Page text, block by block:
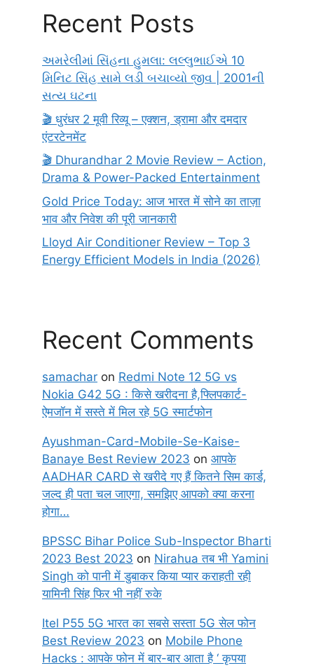
Recent Posts
અમરેલીમાં સિંહના હુમલા: લલ્લુભાઈએ 10
મિનિટ સિંહ સામે લડી બચાવ્યો જીવ | 2001ની
સત્ય ઘટના
🎬 धुरंधर 2 मूवी रिव्यू – एक्शन, ड्रामा और दमदार
एंटरटेनमेंट
🎬 Dhurandhar 2 Movie Review – Action,
Drama & Power-Packed Entertainment
Gold Price Today: आज भारत में सोने का ताज़ा
भाव और निवेश की पूरी जानकारी
Lloyd Air Conditioner Review – Top 3
Energy Efficient Models in India (2026)
Recent Comments
samachar on Redmi Note 12 5G vs
Nokia G42 5G : किसे खरीदना है,फ्लिपकार्ट-
ऐमजॉन में सस्ते में मिल रहे 5G स्मार्टफोन
Ayushman-Card-Mobile-Se-Kaise-
Banaye Best Review 2023 on आपके
AADHAR CARD से खरीदे गए हैं कितने सिम कार्ड,
जल्द ही पता चल जाएगा, समझिए आपको क्या करना
होगा…
BPSSC Bihar Police Sub-Inspector Bharti
2023 Best 2023 on Nirahua तब भी Yamini
Singh को पानी में डुबाकर किया प्यार कराहती रही
यामिनी सिंह फिर भी नहीं रुके
Itel P55 5G भारत का सबसे सस्ता 5G सेल फोन
Best Review 2023 on Mobile Phone
Hacks : आपके फोन में बार-बार आता है ‘ कृपया